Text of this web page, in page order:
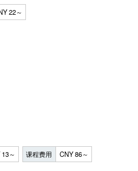
22～
～ 课程费用 CNY 86～